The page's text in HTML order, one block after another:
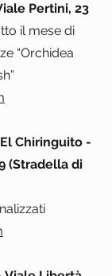
Pertini, 23
il mese di
“Orchidea
Chiringuito -
(Stradella di